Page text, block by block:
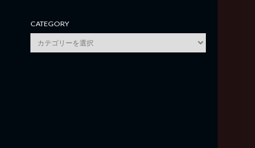
CATEGORY
category